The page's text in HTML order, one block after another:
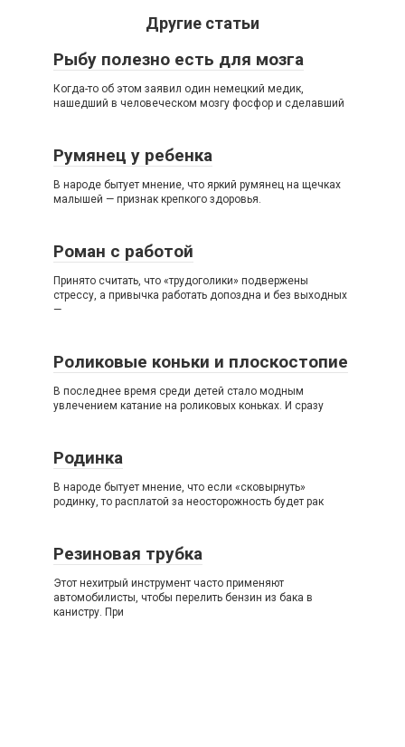
Другие статьи
Рыбу полезно есть для мозга
Когда-то об этом заявил один немецкий медик,
нашедший в человеческом мозгу фосфор и сделавший
Румянец у ребенка
В народе бытует мнение, что яркий румянец на щечках
малышей — признак крепкого здоровья.
Роман с работой
Принято считать, что «трудоголики» подвержены
стрессу, а привычка работать допоздна и без выходных
—
Роликовые коньки и плоскостопие
В последнее время среди детей стало модным
увлечением катание на роликовых коньках. И сразу
Родинка
В народе бытует мнение, что если «сковырнуть»
родинку, то расплатой за неосторожность будет рак
Резиновая трубка
Этот нехитрый инструмент часто применяют
автомобилисты, чтобы перелить бензин из бака в
канистру. При